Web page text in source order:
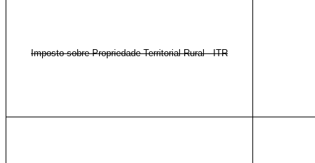
Imposto sobre Propriedade Territorial Rural - ITR